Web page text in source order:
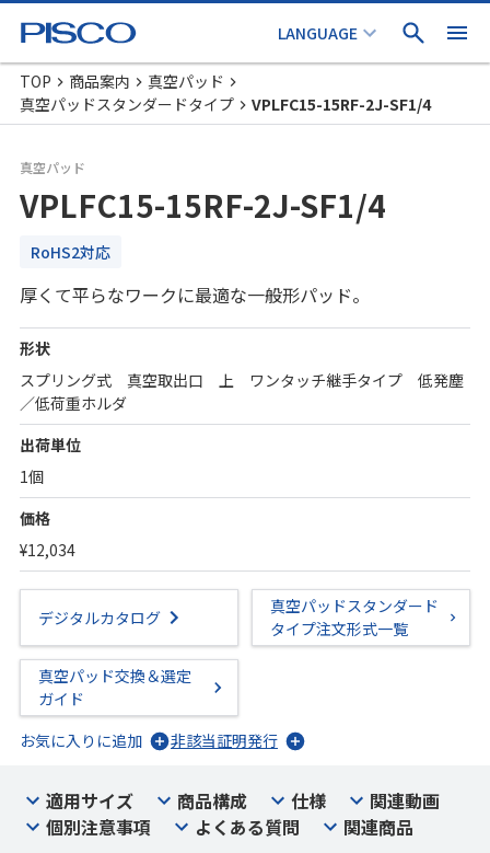
TOP 商品案内
真空パッド
真空パッドスタンダードタイプ
VPLFC15-15RF-2J-SF1/4
真空パッド
VPLFC15-15RF-2J-SF1/4
RoHS2対応
厚くて平らなワークに最適な一般形パッド。
形状
スプリング式 真空取出口 上 ワンタッチ継手タイプ 低発塵
／低荷重ホルダ
出荷単位
1個
価格
¥12,034
デジタルカタログ
真空パッドスタンダード
タイプ注文形式一覧
真空パッド交換＆選定
ガイド
お気に入りに追加
非該当証明発行
適用サイズ 商品構成 仕様
関連動画
個別注意事項
よくある質問 関連商品